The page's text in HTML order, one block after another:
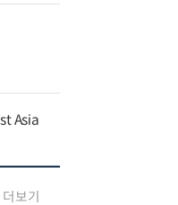
Asia
더보기